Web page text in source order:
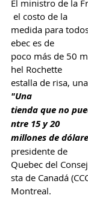
El ministro de la
el costo de la
medida para
ebec es de
poco más de 50
hel Rochette
estalla de risa,
"Una
tienda que no
ntre 15 y 20
millones de
presidente de
Quebec del
sta de Canadá
Montreal.